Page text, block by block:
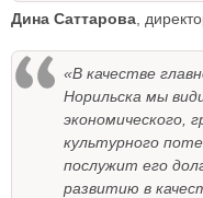
Дина Саттарова ,
«В качестве
Норильска мы
экономического,
культурного
послужит его
развитию в